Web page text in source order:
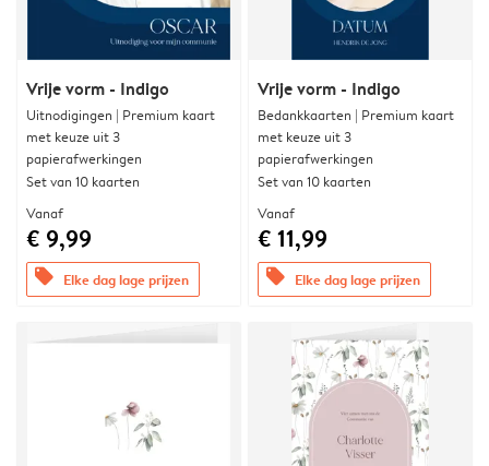
Vrije vorm - Indigo
Uitnodigingen | Premium kaart
met keuze uit 3
papierafwerkingen
Set van 10 kaarten
Vanaf
€ 9,99
offers Elke dag lage prijzen
Vrije vorm - Indigo
Bedankkaarten | Premium kaart
met keuze uit 3
papierafwerkingen
Set van 10 kaarten
Vanaf
€ 11,99
offers Elke dag lage prijzen